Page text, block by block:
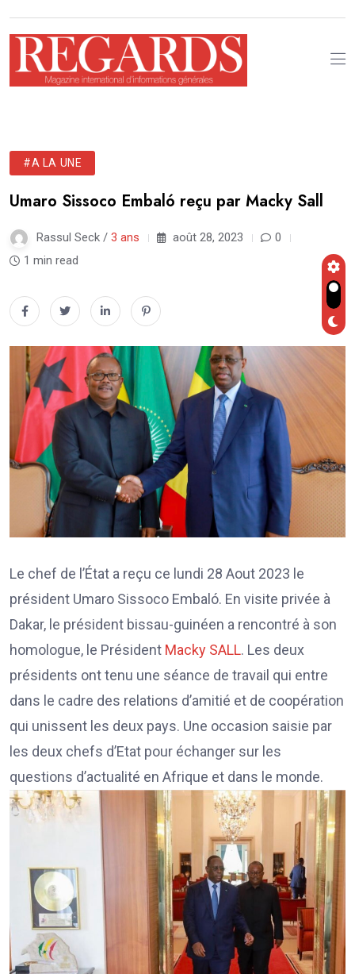
#A LA UNE
Umaro Sissoco Embaló reçu par Macky Sall
Rassul Seck / 3 ans août 28, 2023
0
1 min read
Le chef de l’État a reçu ce lundi 28 Aout 2023 le
président Umaro Sissoco Embaló. En visite privée à
Dakar, le président bissau-guinéen a rencontré à son
homologue, le Président Macky SALL. Les deux
présidents ont tenu une séance de travail qui entre
dans le cadre des relations d’amitié et de coopération
qui unissent les deux pays. Une occasion saisie par
les deux chefs d’Etat pour échanger sur les
questions d’actualité en Afrique et dans le monde.